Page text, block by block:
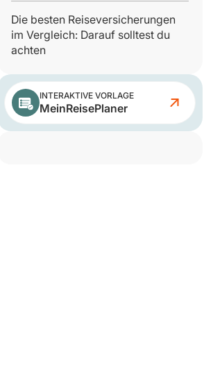
Die besten Reiseversicherungen
im Vergleich: Darauf solltest du
achten
INTERAKTIVE VORLAGE
MeinReisePlaner